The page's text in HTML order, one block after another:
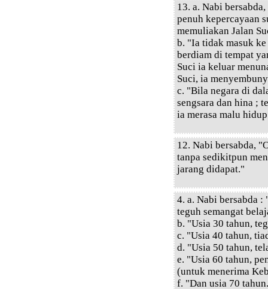
13. a. Nabi
penuh kepercayaan
memuliakan Jalan
b. "Ia tidak masuk
berdiam di tempat
Suci ia keluar
Suci, ia
c. "Bila negara di
sengsara dan hina ;
ia merasa malu
12. Nabi bersabda,
tanpa sedikitpun
jarang didapat."
4. a. Nabi bersabda :
teguh semangat
b. "Usia 30 tahun,
c. "Usia 40 tahun,
d. "Usia 50 tahun,
e. "Usia 60 tahun,
(untuk menerima
f. "Dan usia 70